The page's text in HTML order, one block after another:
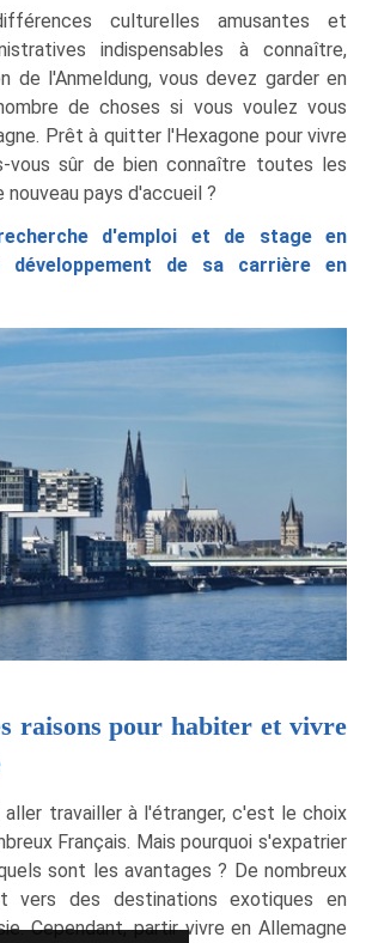
culturelles amusantes et
indispensables à connaître,
de l'Anmeldung, vous devez garder en
de choses si vous voulez vous
Prêt à quitter l'Hexagone pour vivre
vous sûr de bien connaître toutes les
pays d'accueil ?
d'emploi et de stage en
développement de sa carrière en
raisons pour habiter et vivre
aller travailler à l'étranger, c'est le choix
Français. Mais pourquoi s'expatrier
sont les avantages ? De nombreux
vers des destinations exotiques en
Cependant, partir vivre en Allemagne